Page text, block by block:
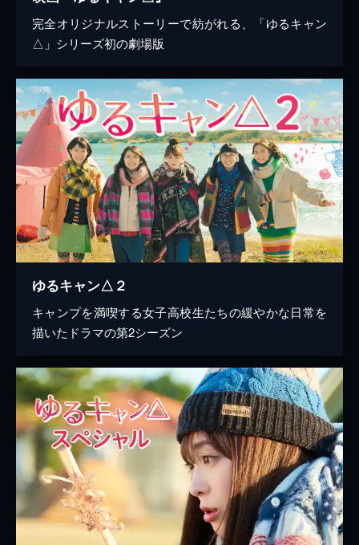
完全オリジナルストーリーで紡がれる、「ゆるキャン
△」シリーズ初の劇場版
ゆるキャン△２
キャンプを満喫する女子高校生たちの緩やかな日常を
描いたドラマの第2シーズン